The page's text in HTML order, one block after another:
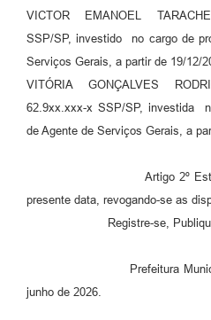
STS - 3º Setor
Transparência
Contato
VICTOR EMANOEL
SSP/SP, investido no cargo de
Serviços Gerais, a partir de 19/12/
VITÓRIA GONÇALVES
62.9xx.xxx-x SSP/SP, investida
de Agente de Serviços Gerais, a
Artigo 2º Esta
presente data, revogando-se as
Registre-se, Publique-se
Prefeitura Municipal de
junho de 2026.